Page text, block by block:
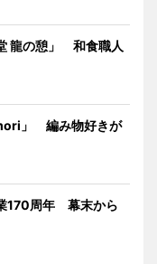
龍の憩」 和食職人
」 編み物好きが
170周年 幕末から